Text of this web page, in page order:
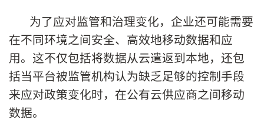
为了应对监管和治理变化，企业还可能需要
在不同环境之间安全、高效地移动数据和应
用。这不仅包括将数据从云遣返到本地，还包
括当平台被监管机构认为缺乏足够的控制手段
来应对政策变化时，在公有云供应商之间移动
数据。